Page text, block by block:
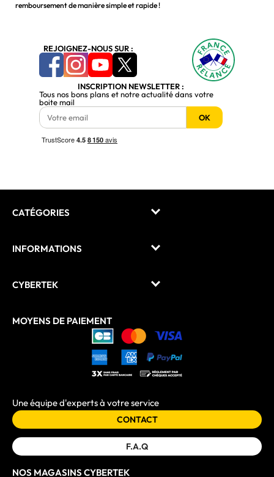
remboursement de manière simple et rapide !
REJOIGNEZ-NOUS SUR :
INSCRIPTION NEWSLETTER :
Tous nos bons plans et notre actualité dans votre
boite mail
OK
CATÉGORIES
INFORMATIONS
CYBERTEK
MOYENS DE PAIEMENT
Une équipe d'experts à votre service
CONTACT
F.A.Q
NOS MAGASINS CYBERTEK